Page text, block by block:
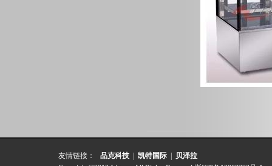
友情链接： 品克科技 凯特国际
贝泽拉